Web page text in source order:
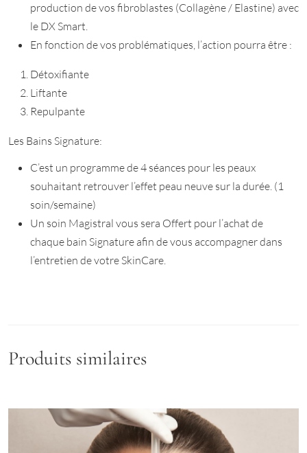
production de vos fibroblastes (Collagène / Elastine) avec
le DX Smart.
En fonction de vos problématiques, l’action pourra être :
Détoxifiante
Liftante
Repulpante
Les Bains Signature:
C’est un programme de 4 séances pour les peaux
souhaitant retrouver l’effet peau neuve sur la durée. (1
soin/semaine)
Un soin Magistral vous sera Offert pour l’achat de
chaque bain Signature afin de vous accompagner dans
l’entretien de votre SkinCare.
Produits similaires